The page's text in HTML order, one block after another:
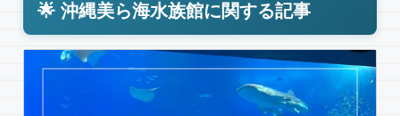
🌟 沖縄美ら海水族館に関する記事